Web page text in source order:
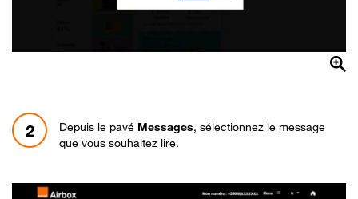
2 Depuis le pavé Messages, sélectionnez le message
que vous souhaitez lire.